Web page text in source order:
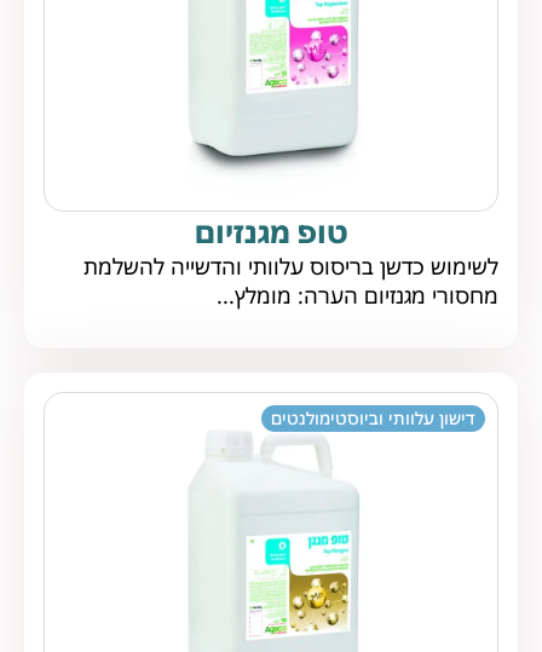
טופ מגנזיום
לשימוש כדשן בריסוס עלוותי והדשייה להשלמת
מחסורי מגנזיום הערה: מומלץ...
דישון עלוותי וביוסטימולנטים